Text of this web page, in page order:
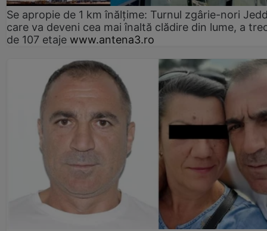
Se apropie de 1 km înălțime: Turnul zgârie-nori
care va deveni cea mai înaltă clădire din lume, a
de 107 etaje www.antena3.ro